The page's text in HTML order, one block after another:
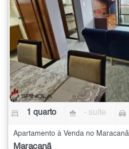
1 quarto - suíte
Apartamento à Venda no
Maracanã